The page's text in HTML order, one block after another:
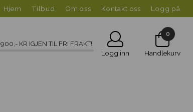
Hjem Tilbud Om oss Kontakt oss Logg på
900,- KR IGJEN TIL FRI FRAKT!
Logg inn
0
Handlekurv